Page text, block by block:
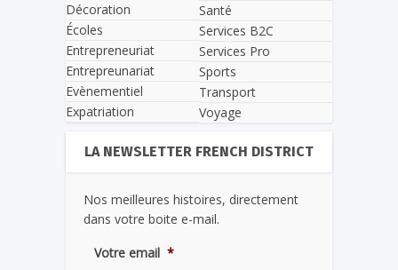
Décoration
Écoles
Entrepreneuriat
Entrepreunariat
Evènementiel
Expatriation
Santé
Services B2C
Services Pro
Sports
Transport
Voyage
LA NEWSLETTER FRENCH DISTRICT
Nos meilleures histoires, directement
dans votre boite e-mail.
Votre email *